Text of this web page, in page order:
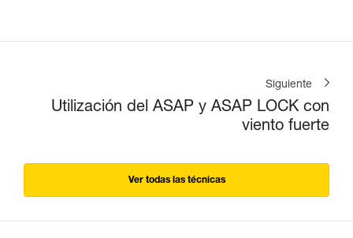
Siguiente
Utilización del ASAP y ASAP LOCK con
viento fuerte
Ver todas las técnicas